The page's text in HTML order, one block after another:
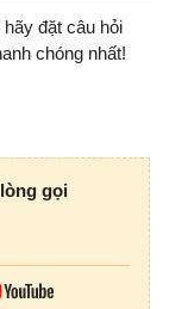
đặt câu hỏi
chóng nhất!
gọi